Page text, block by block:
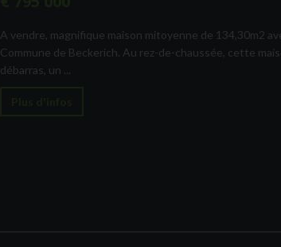
A vendre, magnifique maison mitoyenne de 134,30m2
Commune de Beckerich. Au rez-de-chaussée, cette
débarras, un ...